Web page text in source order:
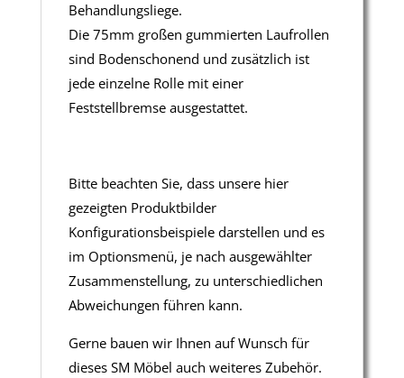
Behandlungsliege.
Die 75mm großen gummierten Laufrollen
sind Bodenschonend und zusätzlich ist
jede einzelne Rolle mit einer
Feststellbremse ausgestattet.
Bitte beachten Sie, dass unsere hier
gezeigten Produktbilder
Konfigurationsbeispiele darstellen und es
im Optionsmenü, je nach ausgewählter
Zusammenstellung, zu unterschiedlichen
Abweichungen führen kann.
Gerne bauen wir Ihnen auf Wunsch für
dieses SM Möbel auch weiteres Zubehör.